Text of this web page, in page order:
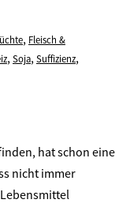
, Fleisch &
, Soja, Suffizienz,
hat schon eine
nicht immer